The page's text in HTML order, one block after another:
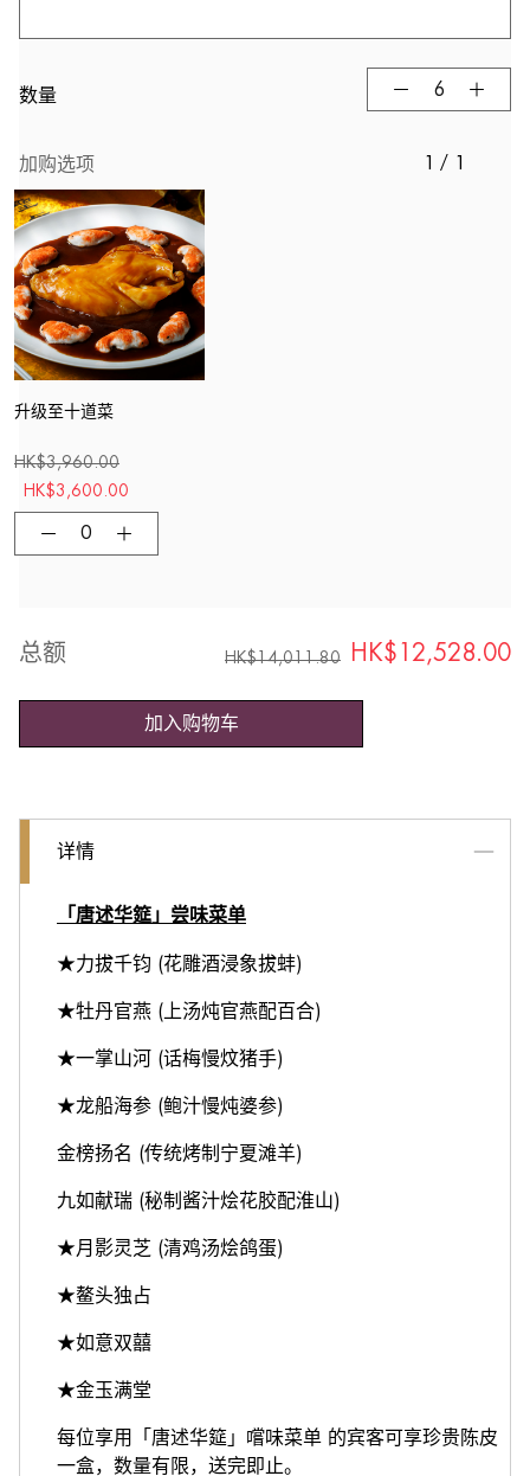
数量
加购选项 1 / 1
升级至十道菜
HK$3,960.00
HK$3,600.00
总额 HK$14,011.80 HK$ 12,528.00
加入购物车
详情
「唐述华筵」尝味菜单
★力拔千钧 (花雕酒浸象拔蚌)
★牡丹官燕 (上汤炖官燕配百合)
★一掌山河 (话梅慢炆猪手)
★龙船海参 (鲍汁慢炖婆参)
金榜扬名 (传统烤制宁夏滩羊)
九如献瑞 (秘制酱汁烩花胶配淮山)
★月影灵芝 (清鸡汤烩鸽蛋)
★鳌头独占
★如意双囍
★金玉满堂
每位享用「唐述华筵」嚐味菜单 的宾客可享珍贵陈皮
一盒，数量有限，送完即止。